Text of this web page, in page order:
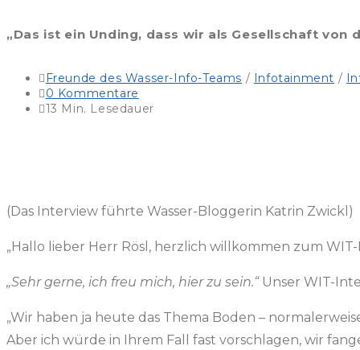
„Das ist ein Unding, dass wir als Gesellschaft
Beitrags-
Kategorie:
Freunde des Wasser-Info-Teams / Infotainment /
Beitrags-
Kommentare:
0 Kommentare
Lesedauer:
13 Min. Lesedauer
(Das Interview führte Wasser-Bloggerin Katrin Zwickl)
„Hallo lieber Herr Rösl, herzlich willkommen zum
„Sehr gerne, ich freu mich, hier zu sein.“Unser WIT-
„Wir haben ja heute das Thema Boden –
Aber ich würde in Ihrem Fall fast vorschlagen, wir